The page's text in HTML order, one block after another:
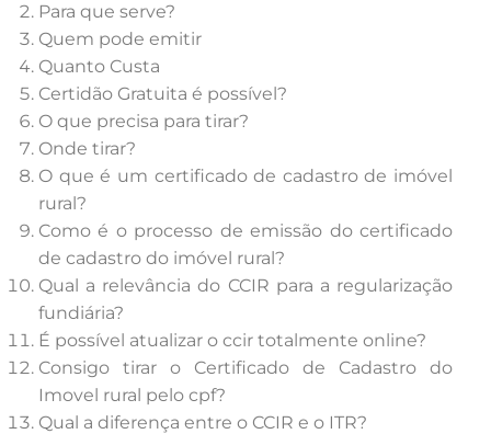
Para que serve?
Quem pode emitir
Quanto Custa
Certidão Gratuita é possível?
O que precisa para tirar?
Onde tirar?
O que é um certificado de cadastro de imóvel
rural?
Como é o processo de emissão do certificado
de cadastro do imóvel rural?
Qual a relevância do CCIR para a regularização
fundiária?
É possível atualizar o ccir totalmente online?
Consigo tirar o Certificado de Cadastro do
Imovel rural pelo cpf?
Qual a diferença entre o CCIR e o ITR?